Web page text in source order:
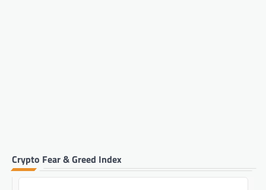
Crypto Fear & Greed Index